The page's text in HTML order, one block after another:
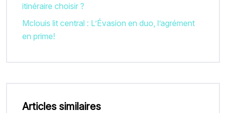
itinéraire choisir ?
Mclouis lit central : L’Évasion en duo, l’agrément
en prime!
Articles similaires